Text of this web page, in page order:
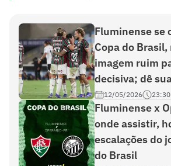
Fluminense se
Copa do
imagem ruim
decisiva; dê
12/05/2026 23:30
Fluminense x
onde assistir,
escalações do
do Brasil